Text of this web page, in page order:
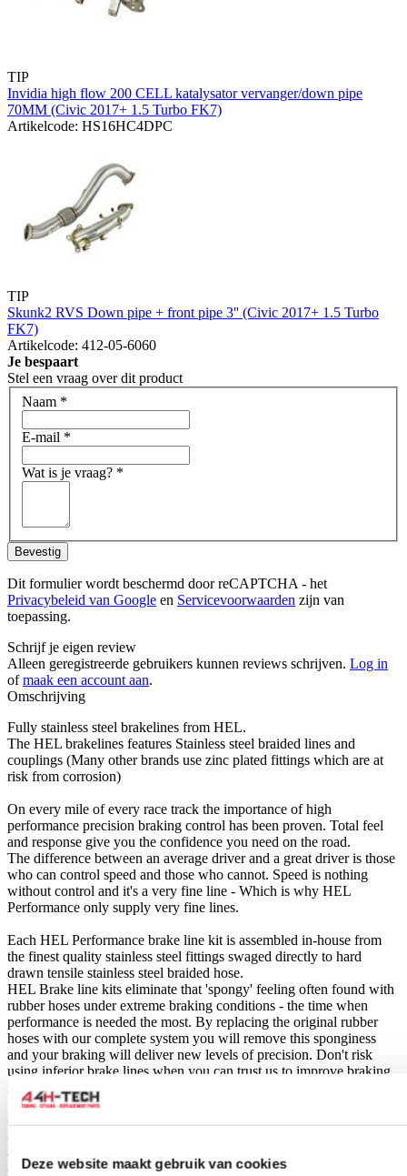
Deze website maakt gebruik van cookies
TIP
Invidia high flow 200 CELL katalysator vervanger/down pipe
70MM (Civic 2017+ 1.5 Turbo FK7)
Artikelcode: HS16HC4DPC
TIP
Skunk2 RVS Down pipe + front pipe 3'' (Civic 2017+ 1.5 Turbo
FK7)
Artikelcode: 412-05-6060
Je bespaart
Stel een vraag over dit product
Naam *
E-mail *
Wat is je vraag? *
Bevestig
Dit formulier wordt beschermd door reCAPTCHA - het
Privacybeleid van Google en Servicevoorwaarden zijn van
toepassing.
Schrijf je eigen review
Alleen geregistreerde gebruikers kunnen reviews schrijven. Log in
ofmaak een account aan.
Omschrijving
Fully stainless steel brakelines from HEL.
The HEL brakelines features Stainless steel braided lines and
couplings (Many other brands use zinc plated fittings which are at
risk from corrosion)
On every mile of every race track the importance of high
performance precision braking control has been proven. Total feel
and response give you the confidence you need on the road.
The difference between an average driver and a great driver is those
who can control speed and those who cannot. Speed is nothing
without control and it's a very fine line - Which is why HEL
Performance only supply very fine lines.
Each HEL Performance brake line kit is assembled in-house from
the finest quality stainless steel fittings swaged directly to hard
drawn tensile stainless steel braided hose.
HEL Brake line kits eliminate that 'spongy' feeling often found with
rubber hoses under extreme braking conditions - the time when
performance is needed the most. By replacing the original rubber
hoses with our complete system you will remove this sponginess
and your braking will deliver new levels of precision. Don't risk
using inferior brake lines when you can trust us to improve braking
reliability and performance.
-HEL brakelines expand less than the OEM rubber ones
-Reduces braking distance
-Sharper and More Responsive Braking
-Eliminate That Spongy Pedal Feeling